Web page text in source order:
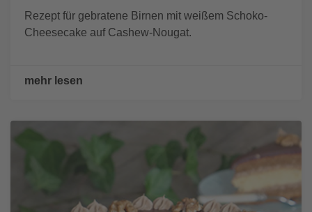
Rezept für gebratene Birnen mit weißem Schoko-
Cheesecake auf Cashew-Nougat.
mehr lesen